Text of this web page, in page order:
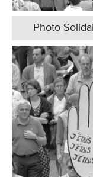
Photo